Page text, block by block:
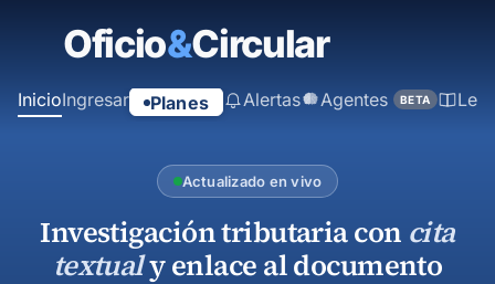
principal
InicioIngresar Planes Alertas Agentes BETA
Actualizado en vivo
Investigación tributaria con cita
textualy enlace al documento